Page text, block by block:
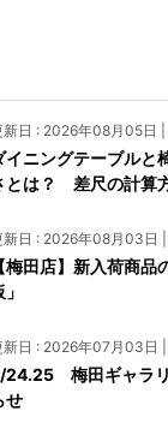
新日 : 2026年08月05日 |
イニングテーブルと
とは？ 差尺の計算
新日 : 2026年08月03日
【梅田店】新入荷商
新日 : 2026年07月03日 |
24.25 梅田ギャラ
せ